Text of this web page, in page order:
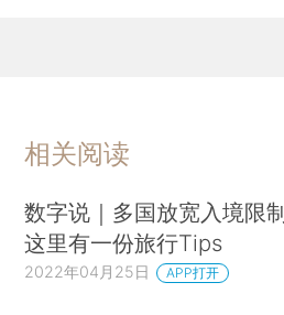
相关阅读
数字说｜多国放宽入境限制
这里有一份旅行Tips
2022年04月25日 APP打开